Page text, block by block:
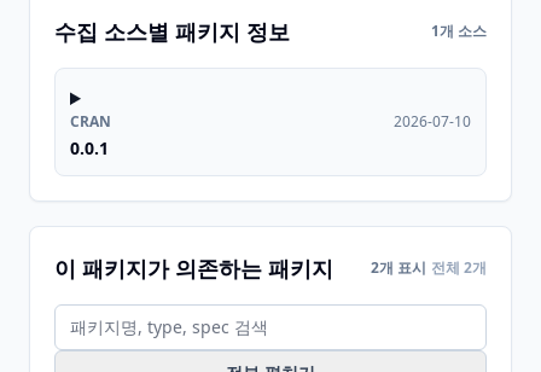
수집 소스별 패키지 정보 1개 소스
CRAN
0.0.1
2026-07-10
이 패키지가 의존하는 패키지 2개 표시 전체 2개